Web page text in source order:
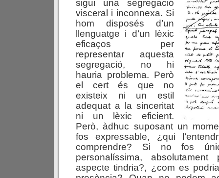
sigui una segregació
visceral i inconnexa. Si
hom disposés d’un
llenguatge i d’un lèxic
eficaços per
representar aquesta
segregació, no hi
hauria problema. Però
el cert és que no
existeix ni un estil
adequat a la sinceritat
ni un lèxic eficient.
Però, àdhuc suposant un
fos expressable, ¿qui
comprendre? Si no fos
personalíssima, absolutament
aspecte tindria?, ¿com es